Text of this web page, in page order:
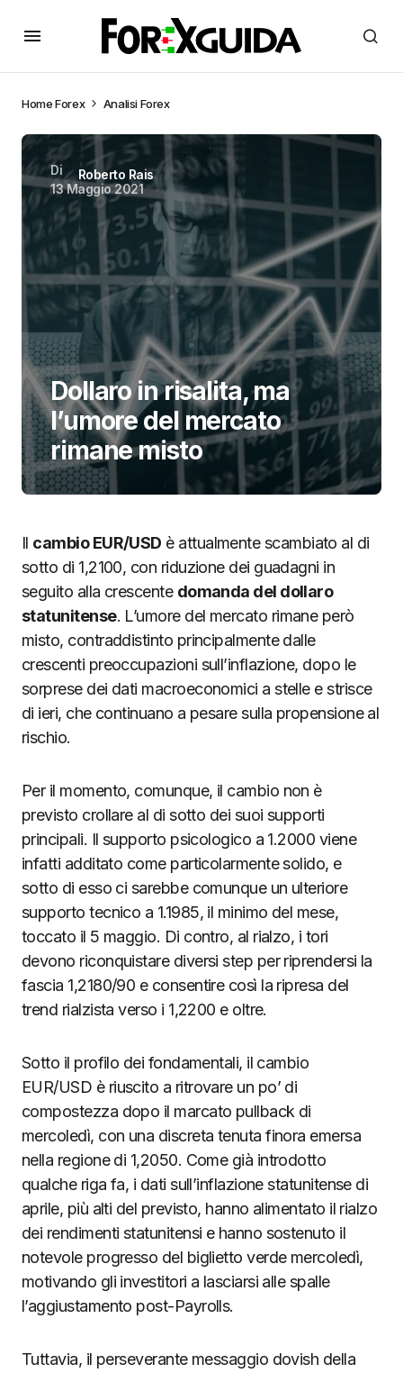
HomeForex Analisi Forex
Di
Roberto Rais
13 Maggio 2021
Dollaro in risalita, ma
l’umore del mercato
rimane misto
Il cambio EUR/USD è attualmente scambiato al di
sotto di 1,2100, con riduzione dei guadagni in
seguito alla crescente domanda del dollaro
statunitense. L’umore del mercato rimane però
misto, contraddistinto principalmente dalle
crescenti preoccupazioni sull’inflazione, dopo le
sorprese dei dati macroeconomici a stelle e strisce
di ieri, che continuano a pesare sulla propensione al
rischio.
Per il momento, comunque, il cambio non è
previsto crollare al di sotto dei suoi supporti
principali. Il supporto psicologico a 1.2000 viene
infatti additato come particolarmente solido, e
sotto di esso ci sarebbe comunque un ulteriore
supporto tecnico a 1.1985, il minimo del mese,
toccato il 5 maggio. Di contro, al rialzo, i tori
devono riconquistare diversi step per riprendersi la
fascia 1,2180/90 e consentire così la ripresa del
trend rialzista verso i 1,2200 e oltre.
Sotto il profilo dei fondamentali, il cambio
EUR/USD è riuscito a ritrovare un po’ di
compostezza dopo il marcato pullback di
mercoledì, con una discreta tenuta finora emersa
nella regione di 1,2050. Come già introdotto
qualche riga fa, i dati sull’inflazione statunitense di
aprile, più alti del previsto, hanno alimentato il rialzo
dei rendimenti statunitensi e hanno sostenuto il
notevole progresso del biglietto verde mercoledì,
motivando gli investitori a lasciarsi alle spalle
l’aggiustamento post-Payrolls.
Tuttavia, il perseverante messaggio dovish della